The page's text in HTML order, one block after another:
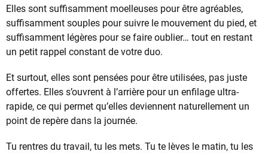
Elles sont suffisamment moelleuses pour être agréables,
suffisamment souples pour suivre le mouvement du pied, et
suffisamment légères pour se faire oublier… tout en restant
un petit rappel constant de votre duo.
Et surtout, elles sont pensées pour être utilisées, pas juste
offertes. Elles s’ouvrent à l’arrière pour un enfilage ultra-
rapide, ce qui permet qu’elles deviennent naturellement un
point de repère dans la journée.
Tu rentres du travail, tu les mets. Tu te lèves le matin, tu les